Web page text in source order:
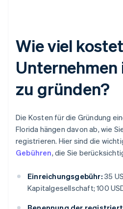
Wie viel
Unternehmen
zu gründen?
Die Kosten für die Gründung
Florida hängen davon ab, wie
registrieren. Hier sind die
Gebühren, die Sie
Einreichungsgebühr: 35
Kapitalgesellschaft; 100